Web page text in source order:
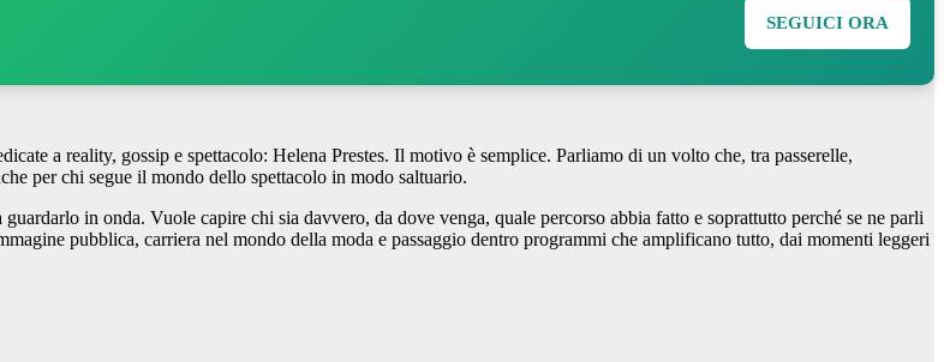
SEGUICI ORA
a reality, gossip e spettacolo: Helena Prestes. Il motivo è semplice. Parliamo di un volto che, tra passerelle,
per chi segue il mondo dello spettacolo in modo saltuario.
in onda. Vuole capire chi sia davvero, da dove venga, quale percorso abbia fatto e soprattutto perché se ne parli
pubblica, carriera nel mondo della moda e passaggio dentro programmi che amplificano tutto, dai momenti leggeri